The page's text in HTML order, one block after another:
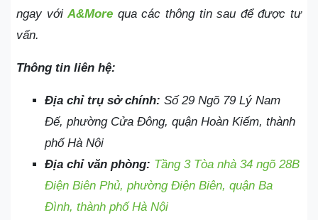
ngay vớiA&More qua các thông tin sau để được tư
vấn.
Thông tin liên hệ:
Địa chỉ trụ sở chính: Số 29 Ngõ 79 Lý Nam
Đế, phường Cửa Đông, quận Hoàn Kiếm, thành
phố Hà Nội
Địa chỉ văn phòng: Tầng 3 Tòa nhà 34 ngõ 28B
Điện Biên Phủ, phường Điện Biên, quận Ba
Đình, thành phố Hà Nội